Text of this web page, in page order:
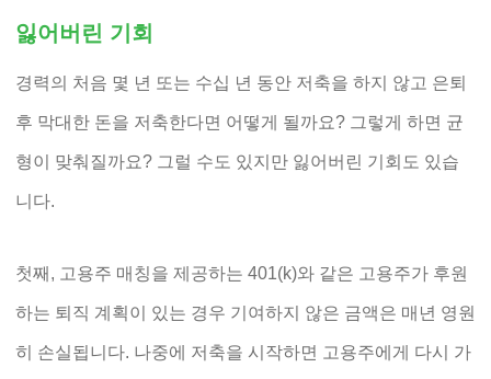
잃어버린 기회
경력의 처음 몇 년 또는 수십 년 동안 저축을 하지 않고 은퇴
후 막대한 돈을 저축한다면 어떻게 될까요? 그렇게 하면 균
형이 맞춰질까요? 그럴 수도 있지만 잃어버린 기회도 있습
니다.
첫째, 고용주 매칭을 제공하는 401(k)와 같은 고용주가 후원
하는 퇴직 계획이 있는 경우 기여하지 않은 금액은 매년 영원
히 손실됩니다. 나중에 저축을 시작하면 고용주에게 다시 가